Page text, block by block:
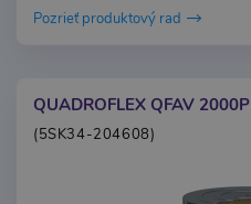
Pozrieť produktový rad
QUADROFLEX QFAV 2000P
(5SK34-204608)